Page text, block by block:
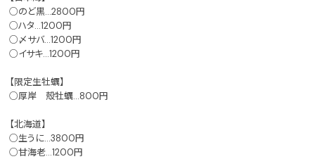
○のど黒…2800円
○ハタ…1200円
○〆サバ…1200円
○イサキ…1200円
【限定生牡蠣】
○厚岸 殻牡蠣…800円
【北海道】
○生うに…3800円
○甘海老…1200円